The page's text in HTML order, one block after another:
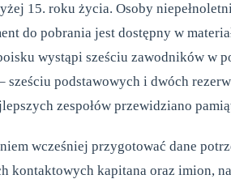
15. roku życia. Osoby
do pobrania jest dostępny w
wystąpi sześciu zawodników w
sześciu podstawowych i dwóch
zespołów przewidziano
wcześniej przygotować dane
kontaktowych kapitana oraz imion,